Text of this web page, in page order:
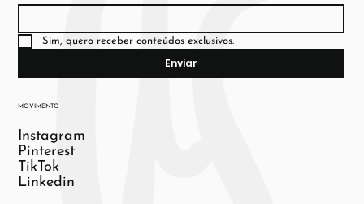
Sim, quero receber conteúdos exclusivos.
Enviar
MOVIMENTO
Instagram
Pinterest
TikTok
Linkedin